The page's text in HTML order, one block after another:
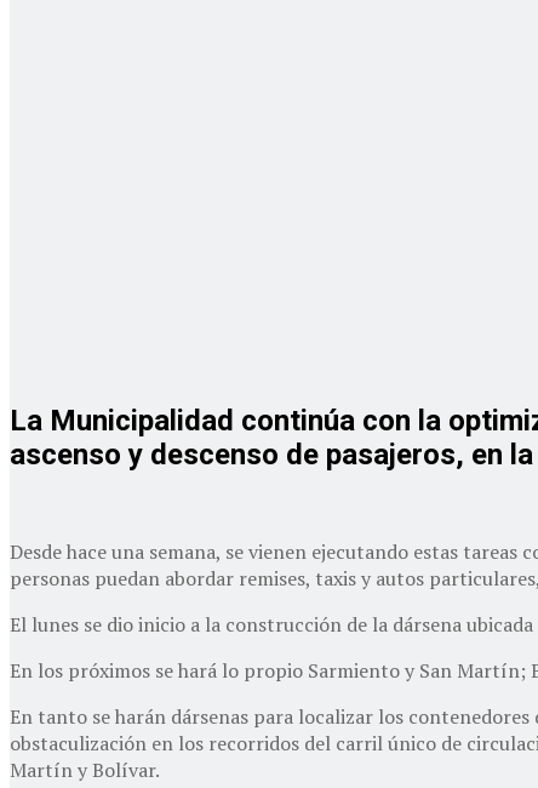
La Municipalidad continúa con la
ascenso y descenso de pasajeros, en
Desde hace una semana, se vienen ejecutando estas
personas puedan abordar remises, taxis y autos
El lunes se dio inicio a la construcción de la dársena
En los próximos se hará lo propio Sarmiento y San Martín;
En tanto se harán dársenas para localizar los
obstaculización en los recorridos del carril único de
Martín y Bolívar.